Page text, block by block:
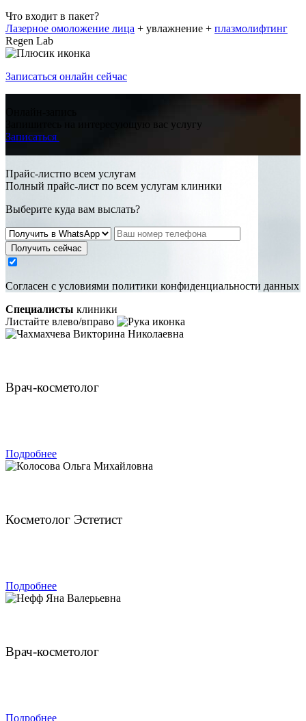
Что входит в пакет?
Лазерное омоложение лица + увлажнение + плазмолифтинг
Regen Lab
Записаться онлайн сейчас
Запишитесь на интересующую вас услугу
Записаться
Прайс-листпо всем услугам
Полный прайс-лист по всем услугам клиники
Выберите куда вам выслать?
Получить сейчас
Cогласен с условиями политики конфиденциальности данных
Специалисты клиники
Листайте влево/вправо
Врач-косметолог
Подробнее
Косметолог Эстетист
Подробнее
Врач-косметолог
Подробнее